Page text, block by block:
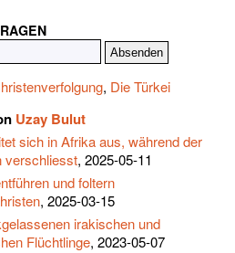
, Die Türkei
Uzay Bulut
sich in Afrika aus, während der
verschliesst, 2025-05-11
und foltern
, 2025-03-15
irakischen und
Flüchtlinge, 2023-05-07